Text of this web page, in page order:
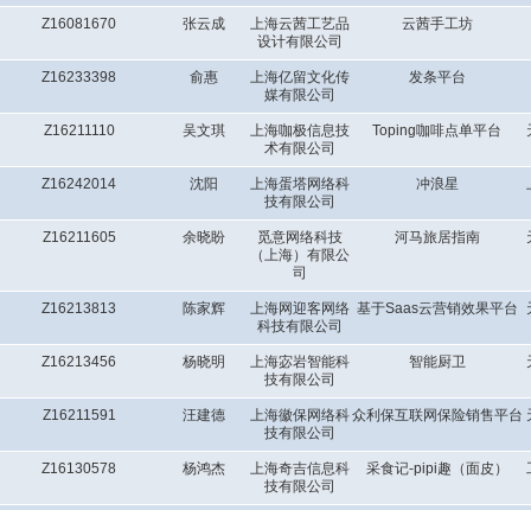
Z16081670 张云成
上海云茜工艺品
设计有限公司
云茜手工坊
Z16233398 俞惠
上海亿留文化传
媒有限公司
发条平台
Z16211110 吴文琪
上海咖极信息技
术有限公司
Toping咖啡点单平台
Z16242014 沈阳
上海蛋塔网络科
技有限公司
冲浪星
Z16211605 余晓盼
觅意网络科技
（上海）有限公
司
河马旅居指南
Z16213813 陈家辉
上海网迎客网络
科技有限公司
基于Saas云营销效果平台
Z16213456 杨晓明
上海宓岩智能科
技有限公司
智能厨卫
Z16211591 汪建德
上海徽保网络科
技有限公司
众利保互联网保险销售平台
Z16130578 杨鸿杰
上海奇吉信息科
技有限公司
采食记-pipi趣（面皮）